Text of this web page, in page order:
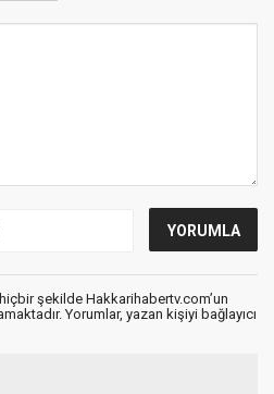
şekilde Hakkarihabertv.com’un
Yorumlar, yazan kişiyi bağlayıcı